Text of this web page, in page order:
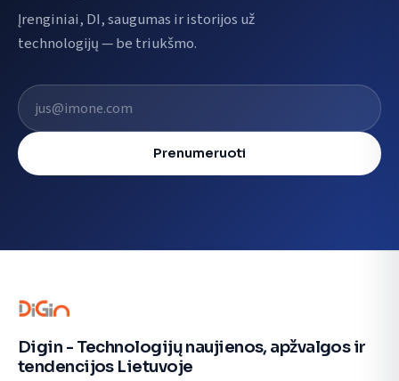
Įrenginiai, DI, saugumas ir istorijos už
technologijų — be triukšmo.
El. pašto adresas
Prenumeruoti
Digin - Technologijų naujienos, apžvalgos ir
tendencijos Lietuvoje